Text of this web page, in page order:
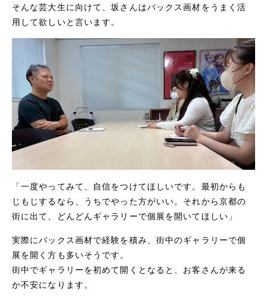
そんな芸大生に向けて、坂さんはバックス画材をうまく活
用して欲しいと言います。
「一度やってみて、自信をつけてほしいです。最初からも
じもじするなら、うちでやった方がいい。それから京都の
街に出て、どんどんギャラリーで個展を開いてほしい」
実際にバックス画材で経験を積み、街中のギャラリーで個
展を開く方も多いそうです。
街中でギャラリーを初めて開くとなると、お客さんが来る
か不安になります。